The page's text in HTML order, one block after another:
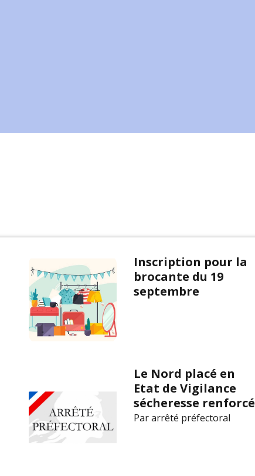
Inscription pour la
brocante du 19
septembre
Le Nord placé en
Etat de Vigilance
sécheresse renforcé
Par arrêté préfectoral